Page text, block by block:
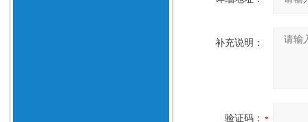
补充说明：
验证码：